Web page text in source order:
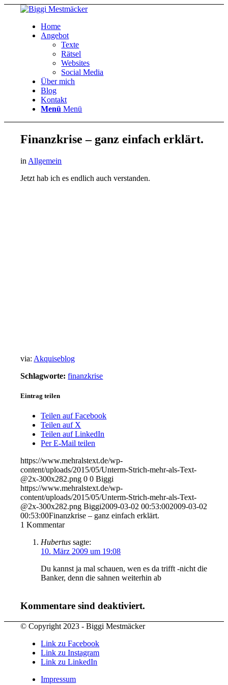
Home
Angebot
Texte
Rätsel
Websites
Social Media
Über mich
Blog
Kontakt
Menü Menü
Finanzkrise – ganz einfach erklärt.
in Allgemein
Jetzt hab ich es endlich auch verstanden.
via: Akquiseblog
Schlagworte: finanzkrise
Eintrag teilen
Teilen auf Facebook
Teilen auf X
Teilen auf LinkedIn
Per E-Mail teilen
https://www.mehralstext.de/wp-
content/uploads/2015/05/Unterm-Strich-mehr-als-Text-
@2x-300x282.png 0 0 Biggi
https://www.mehralstext.de/wp-
content/uploads/2015/05/Unterm-Strich-mehr-als-Text-
@2x-300x282.png Biggi2009-03-02 00:53:002009-03-02
00:53:00Finanzkrise – ganz einfach erklärt.
1 Kommentar
Hubertus sagte:
10. März 2009 um 19:08
Du kannst ja mal schauen, wen es da trifft -nicht die
Banker, denn die sahnen weiterhin ab
Kommentare sind deaktiviert.
© Copyright 2023 - Biggi Mestmäcker
Link zu Facebook
Link zu Instagram
Link zu LinkedIn
Impressum